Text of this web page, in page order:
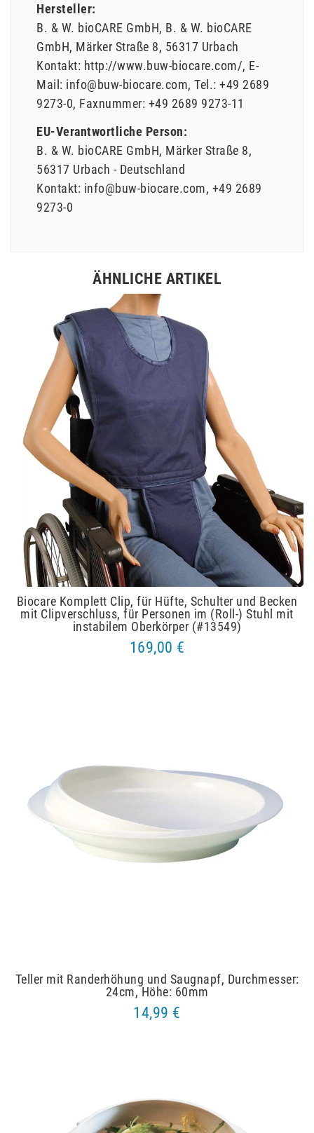
Hersteller:
B. & W. bioCARE GmbH B. & W. bioCARE
GmbH Märker Straße 8 56317 Urbach
Kontakt: http://www.buw-biocare.com/ E-
Mail: info@buw-biocare.com Tel.: +49 2689
9273-0 Faxnummer: +49 2689 9273-11
EU-Verantwortliche Person:
B. & W. bioCARE GmbH Märker Straße 8
56317 Urbach
Deutschland
Kontakt: info@buw-biocare.com +49 2689
9273-0
ÄHNLICHE ARTIKEL
Biocare Komplett Clip, für Hüfte, Schulter und Becken
mit Clipverschluss, für Personen im (Roll-) Stuhl mit
instabilem Oberkörper (#13549)
169,00 €
Teller mit Randerhöhung und Saugnapf, Durchmesser:
24cm, Höhe: 60mm
14,99 €